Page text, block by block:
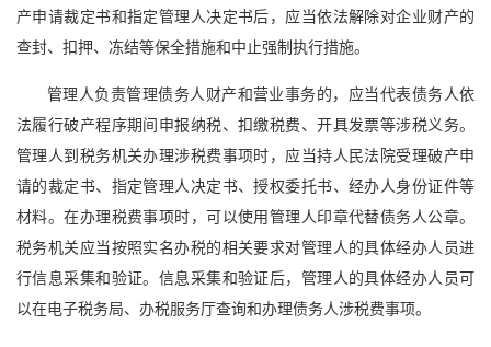
产申请裁定书和指定管理人决定书后，应当依法解除对企业财产的
查封、扣押、冻结等保全措施和中止强制执行措施。
管理人负责管理债务人财产和营业事务的，应当代表债务人依
法履行破产程序期间申报纳税、扣缴税费、开具发票等涉税义务。
管理人到税务机关办理涉税费事项时，应当持人民法院受理破产申
请的裁定书、指定管理人决定书、授权委托书、经办人身份证件等
材料。在办理税费事项时，可以使用管理人印章代替债务人公章。
税务机关应当按照实名办税的相关要求对管理人的具体经办人员进
行信息采集和验证。信息采集和验证后，管理人的具体经办人员可
以在电子税务局、办税服务厅查询和办理债务人涉税费事项。